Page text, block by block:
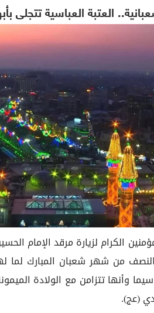
العتبة العباسية تتجلى
الكرام لزيارة مرقد الإمام
من شهر شعبان المبارك لما
سيما وأنها تتزامن مع الولادة
(عج).